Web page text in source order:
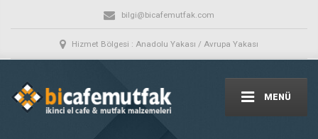
bilgi@bicafemutfak.com
Hizmet Bölgesi : Anadolu Yakası / Avrupa Yakası
MENÜ